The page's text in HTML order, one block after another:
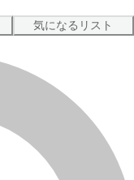
気になるリスト